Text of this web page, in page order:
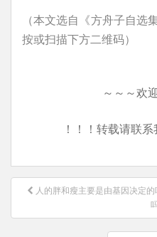
（本文选自《方舟子自选
按或扫描下方二维码）
～～～欢
！！！转载请联
导
人的胖和瘦主要是由基因决定